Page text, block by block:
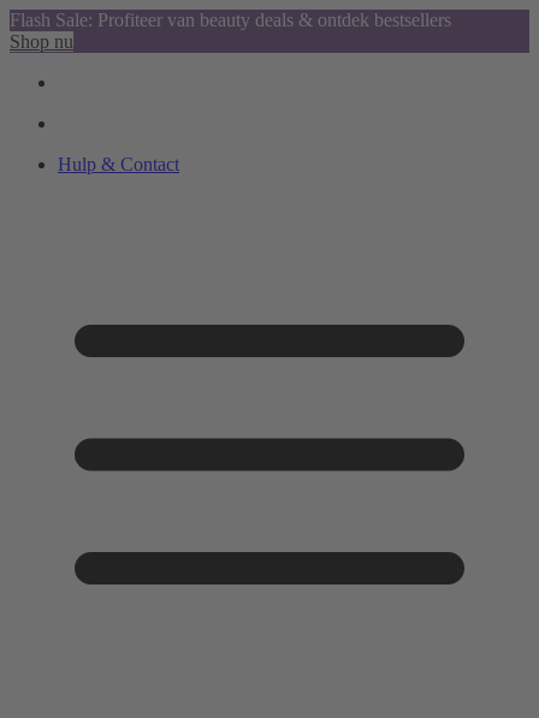
Flash Sale: Profiteer van beauty deals & ontdek bestsellers
Shop nu
Hulp & Contact